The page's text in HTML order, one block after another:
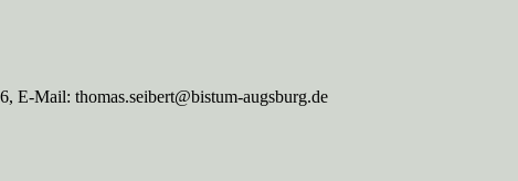
E-Mail: thomas.seibert@bistum-augsburg.de